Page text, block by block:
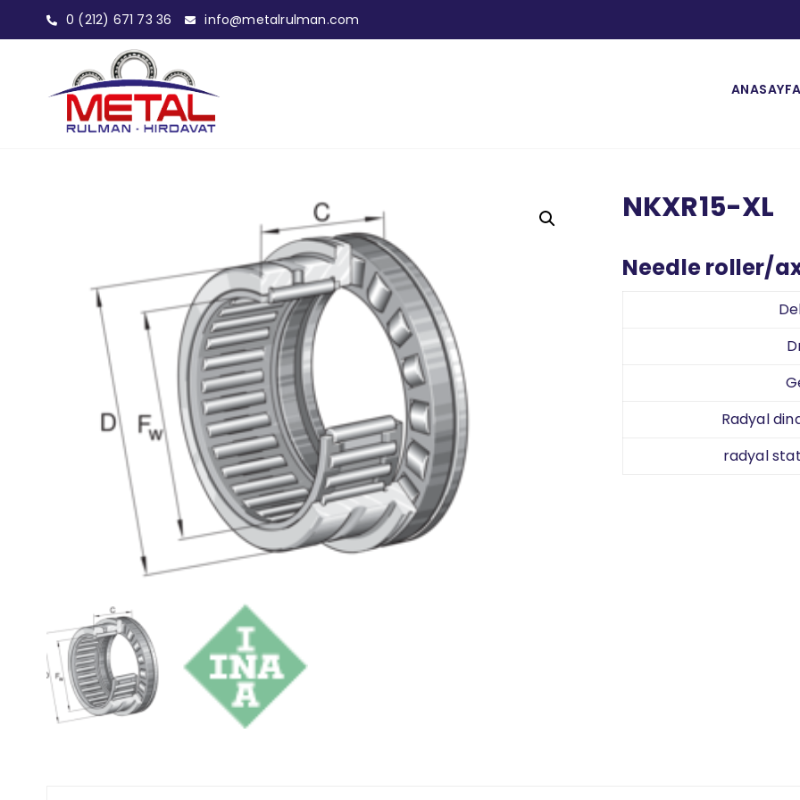
0 (212) 671 73 36 info@metalrulman.com
NKXR15-XL
Needle roller/
Radyal
radyal